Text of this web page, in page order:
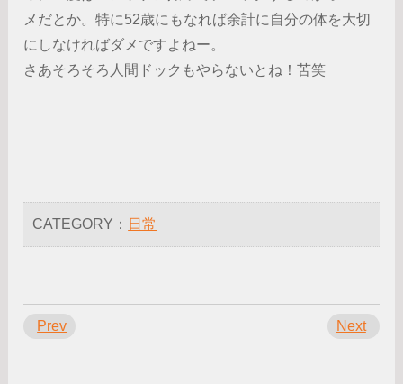
メだとか。特に52歳にもなれば余計に自分の体を大切
にしなければダメですよねー。
さあそろそろ人間ドックもやらないとね！苦笑
CATEGORY： 日常
Prev Next